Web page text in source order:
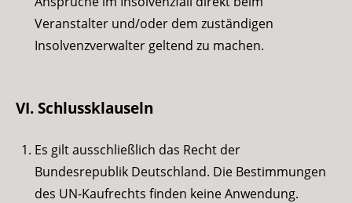
Veranstalter und/oder dem zuständigen
Insolvenzverwalter geltend zu machen.
VI. Schlussklauseln
Es gilt ausschließlich das Recht der
Bundesrepublik Deutschland. Die Bestimmungen
des UN-Kaufrechts finden keine Anwendung.